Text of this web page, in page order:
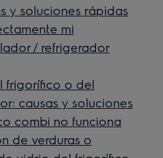
y soluciones rápidas
mi
/ refrigerador
frigorífico o del
causas y soluciones
combi no funciona
de verduras o